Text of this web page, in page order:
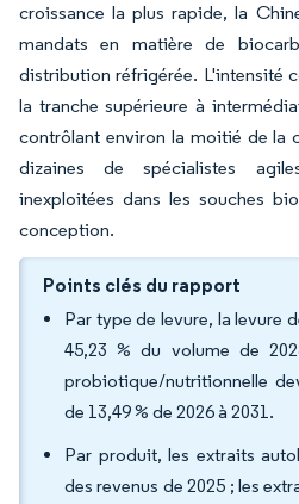
croissance la plus rapide, la
mandats en matière de
distribution réfrigérée. L'intensité
la tranche supérieure à
contrôlant environ la moitié de la
dizaines de spécialistes
inexploitées dans les souches
conception.
Points clés du rapport
Par type de levure, la levure
45,23 % du volume de
probiotique/nutritionnelle
de 13,49 % de 2026 à 2031.
Par produit, les extraits
des revenus de 2025 ; les